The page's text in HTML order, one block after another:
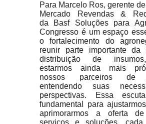
Para Marcelo Ros, gerente
Mercado Revendas &
da Basf Soluções para
Congresso é um espaço
o fortalecimento do
reunir parte importante da
distribuição de
estarmos ainda mais
nossos parceiros de
entendendo suas
perspectivas. Essa
fundamental para
aprimorarmos a oferta de